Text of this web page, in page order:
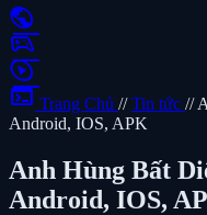
public
sports_esports
play_circle
terminal Trang Chủ // Tin tức //
Android, IOS, APK
Anh Hùng Bất
Android, IOS,